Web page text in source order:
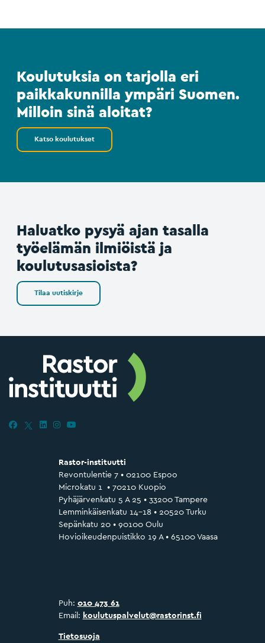
Koulutuksia on tarjolla eri
paikkakunnilla ympäri Suomen.
Milloin sinä aloitat?
Katso koulutukset
Haluatko pysyä ajan tasalla
työelämän ilmiöistä ja
koulutusasioista?
Tilaa uutiskirje
Rastor-instituutti
Revontulentie 7 • 02100 Espoo
Microkatu 1 • 70210 Kuopio
Pyhäjärvenkatu 5 A 25 • 33200 Tampere
Lemminkäisenkatu 14–18 • 20520 Turku
Sepänkatu 20 • 90100 Oulu
Hovioikeudenpuistikko 19 A • 65100 Vaasa
Puh: 010 473 61
Email: koulutuspalvelut@rastorinst.fi
Tietosuoja